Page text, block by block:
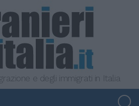
e degli immigrati in Italia